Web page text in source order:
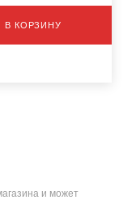
В КОРЗИНУ
и может